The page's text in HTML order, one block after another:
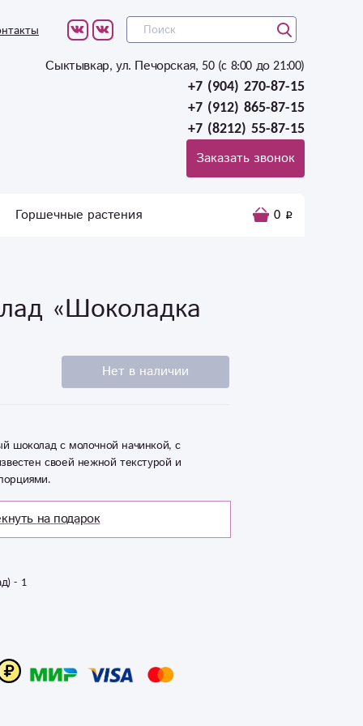
Сыктывкар, ул. Печорская, 50 (c 8:00 до 21:00)
+7 (904) 270-87-15
+7 (912) 865-87-15
+7 (8212) 55-87-15
Заказать звонок
Горшечные растения 0
«Шоколадка
Нет в наличии
шоколад с молочной начинкой, с
своей нежной текстурой и
на подарок
- 1